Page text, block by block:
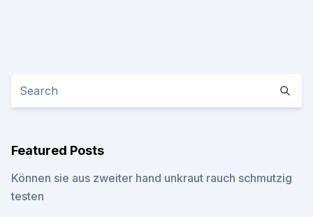
Featured Posts
Können sie aus zweiter hand unkraut rauch schmutzig
testen